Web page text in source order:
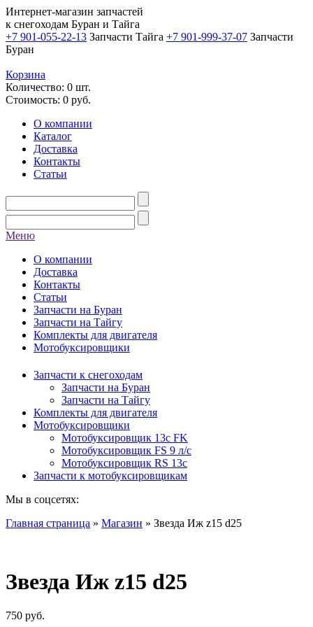
Интернет-магазин запчастей
к снегоходам Буран и Тайга
+7 901-055-22-13 Запчасти Тайга +7 901-999-37-07 Запчасти
Буран
Корзина
Количество: 0 шт.
Стоимость: 0 руб.
О компании
Каталог
Доставка
Контакты
Статьи
Меню
О компании
Доставка
Контакты
Статьи
Запчасти на Буран
Запчасти на Тайгу
Комплекты для двигателя
Мотобуксировщики
Запчасти к снегоходам
Запчасти на Буран
Запчасти на Тайгу
Комплекты для двигателя
Мотобуксировщики
Мотобуксировщик 13c FK
Мотобуксировщик FS 9 л/с
Мотобуксировщик RS 13c
Запчасти к мотобуксировщикам
Мы в соцсетях:
Главная страница » Магазин » Звезда Иж z15 d25
Звезда Иж z15 d25
750 руб.